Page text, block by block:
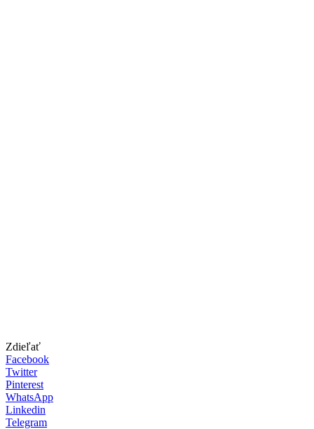
Zdieľať
Facebook
Twitter
Pinterest
WhatsApp
Linkedin
Telegram